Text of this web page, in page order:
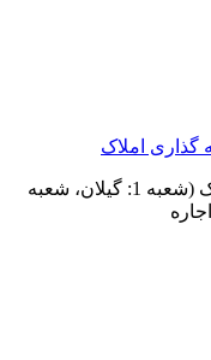
کاسپی لند برند معتبر سرمایه گذاری املاک (شعبه 1: گیلان، شعبه